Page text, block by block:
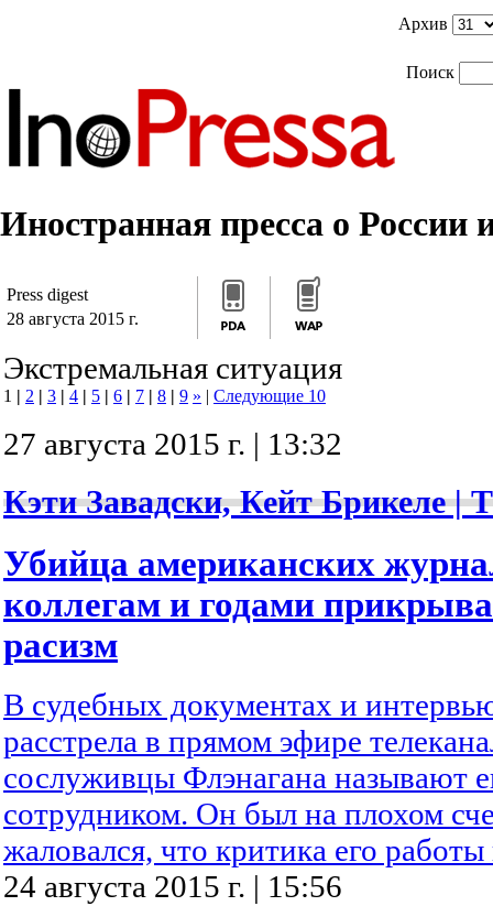
Архив
Поиск
Иностранная пресса о России
Press digest
28 августа 2015 г.
Экстремальная ситуация
1 | 2 | 3 | 4 | 5 | 6 | 7 | 8 | 9 » | Следующие 10
27 августа 2015 г. | 13:32
Кэти Завадски, Кейт Брикеле |
Убийца американских
коллегам и годами
расизм
В судебных документах и
расстрела в прямом эфире
сослуживцы Флэнагана называют
сотрудником. Он был на плохом
жаловался, что критика его
24 августа 2015 г. | 15:56